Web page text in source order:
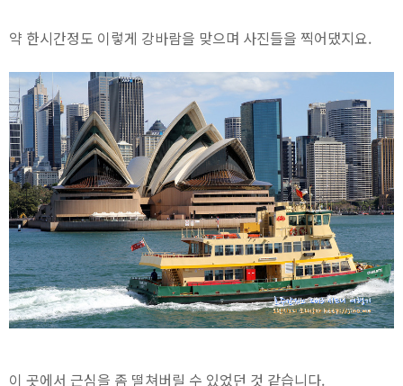
약 한시간정도 이렇게 강바람을 맞으며 사진들을 찍어댔지요.
이 곳에서 근심을 좀 떨쳐버릴 수 있었던 것 같습니다.